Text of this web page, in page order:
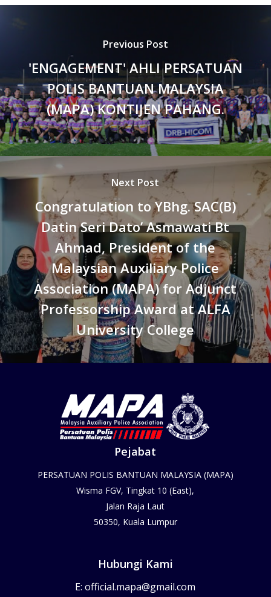
Previous Post
'ENGAGEMENT' AHLI PERSATUAN
POLIS BANTUAN MALAYSIA
(MAPA) KONTIJEN PAHANG.
Next Post
Congratulation to YBhg. SAC(B)
Datin Seri Dato’ Asmawati Bt
Ahmad, President of the
Malaysian Auxiliary Police
Association (MAPA) for Adjunct
Professorship Award at ALFA
University College
Pejabat
PERSATUAN POLIS BANTUAN MALAYSIA (MAPA)
Wisma FGV, Tingkat 10 (East),
Jalan Raja Laut
50350, Kuala Lumpur
Hubungi Kami
E:official.mapa@gmail.com